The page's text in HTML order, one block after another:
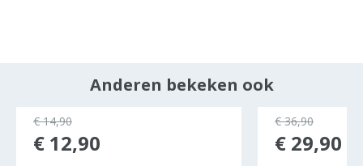
Anderen bekeken ook
€ 14,90
€ 12,90
€ 36,90
€ 29,90